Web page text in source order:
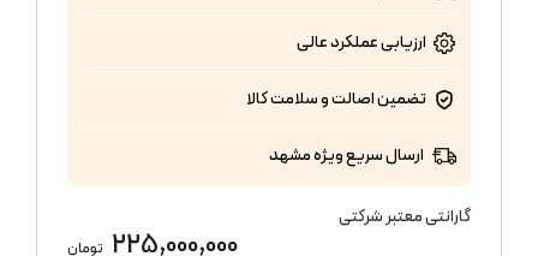
ارزیابی عملکردعالی
تضمین اصالت و سلامت کالا
ارسال سریع ویژه مشهد
گارانتی معتبر شرکتی
225,000,000 تومان